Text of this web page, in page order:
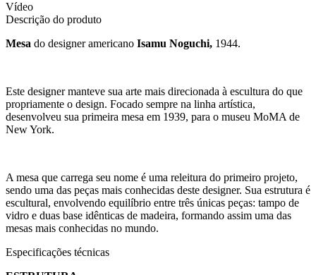
Vídeo
Descrição do produto
Mesa do designer americano Isamu Noguchi, 1944.
Este designer manteve sua arte mais direcionada à escultura do que
propriamente o design. Focado sempre na linha artística,
desenvolveu sua primeira mesa em 1939, para o museu MoMA de
New York.
A mesa que carrega seu nome é uma releitura do primeiro projeto,
sendo uma das peças mais conhecidas deste designer. Sua estrutura é
escultural, envolvendo equilíbrio entre três únicas peças: tampo de
vidro e duas base idênticas de madeira, formando assim uma das
mesas mais conhecidas no mundo.
Especificações técnicas